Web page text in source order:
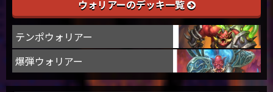
ウォリアーのデッキ一覧
テンポウォリアー
爆弾ウォリアー